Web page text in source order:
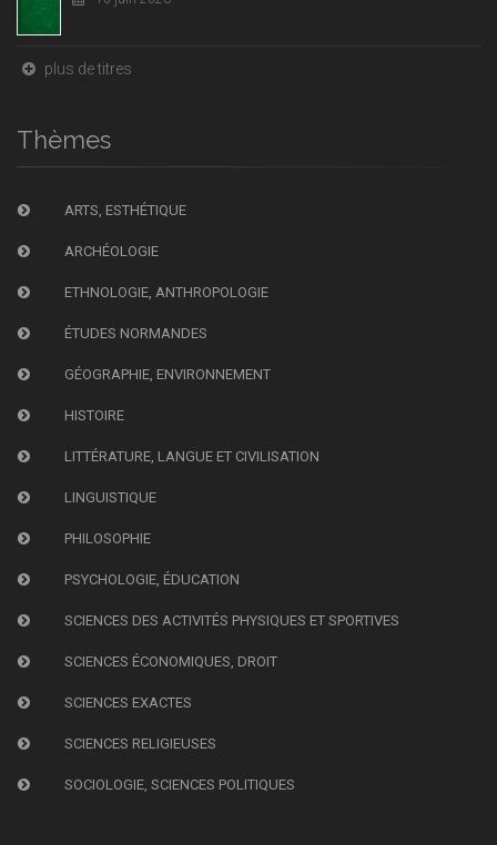
plus de titres
Thèmes
ARTS, ESTHÉTIQUE
ARCHÉOLOGIE
ETHNOLOGIE, ANTHROPOLOGIE
ÉTUDES NORMANDES
GÉOGRAPHIE, ENVIRONNEMENT
HISTOIRE
LITTÉRATURE, LANGUE ET CIVILISATION
LINGUISTIQUE
PHILOSOPHIE
PSYCHOLOGIE, ÉDUCATION
SCIENCES DES ACTIVITÉS PHYSIQUES ET SPORTIVES
SCIENCES ÉCONOMIQUES, DROIT
SCIENCES EXACTES
SCIENCES RELIGIEUSES
SOCIOLOGIE, SCIENCES POLITIQUES